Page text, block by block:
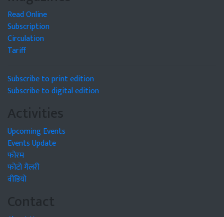
Read Online
Subscription
Circulation
Tariff
Subscribe to print edition
Subscribe to digital edition
Activities
Upcoming Events
Events Update
फोरम
फोटो गैलरी
वीडियो
Contact